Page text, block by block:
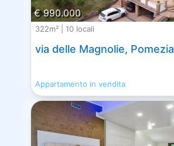
€ 990.000
322m² | 10 locali
via delle Magnolie, Pomezia
Appartamento in vendita